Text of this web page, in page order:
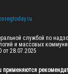
службой по
и массовых
28.07.2025
применяются